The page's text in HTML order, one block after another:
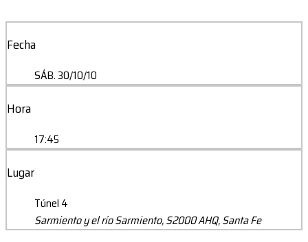
Fecha
SÁB. 30/10/10
Hora
17:45
Lugar
Túnel 4
Sarmiento y el río Sarmiento, S2000 AHQ, Santa Fe